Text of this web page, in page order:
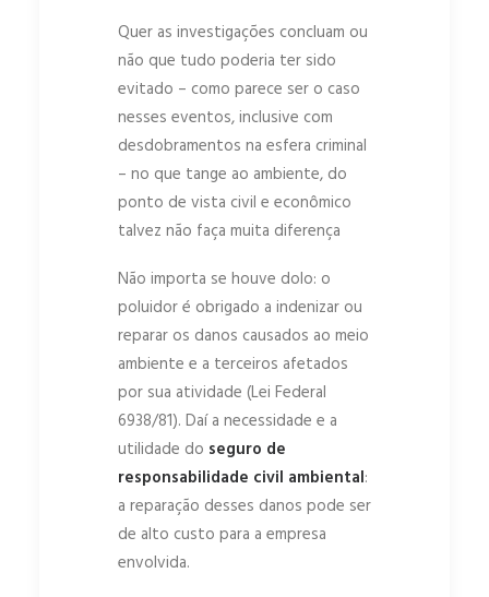
Quer as investigações concluam ou
não que tudo poderia ter sido
evitado – como parece ser o caso
nesses eventos, inclusive com
desdobramentos na esfera criminal
– no que tange ao ambiente, do
ponto de vista civil e econômico
talvez não faça muita diferença
Não importa se houve dolo: o
poluidor é obrigado a indenizar ou
reparar os danos causados ao meio
ambiente e a terceiros afetados
por sua atividade (Lei Federal
6938/81). Daí a necessidade e a
utilidade do seguro de
responsabilidade civil ambiental:
a reparação desses danos pode ser
de alto custo para a empresa
envolvida.